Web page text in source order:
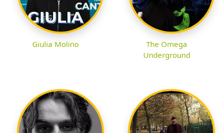
Giulia Molino
The Omega
Underground